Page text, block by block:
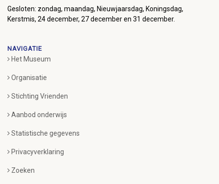
Gesloten: zondag, maandag, Nieuwjaarsdag, Koningsdag,
Kerstmis, 24 december, 27 december en 31 december.
NAVIGATIE
Het Museum
Organisatie
Stichting Vrienden
Aanbod onderwijs
Statistische gegevens
Privacyverklaring
Zoeken